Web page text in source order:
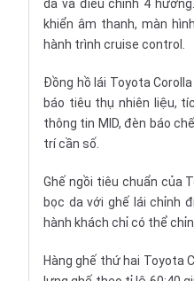
da và điều chỉnh 4
khiển âm thanh, màn
hành trình cruise control.
Đồng hồ lái Toyota
báo tiêu thụ nhiên liệu,
thông tin MID, đèn báo
trí cần số.
Ghế ngồi tiêu chuẩn của
bọc da với ghế lái chỉnh
hành khách chỉ có thể
Hàng ghế thứ hai Toyota